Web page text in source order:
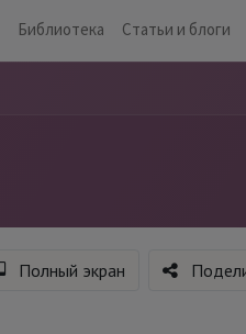
Библиотека Статьи и блоги
Полный экран